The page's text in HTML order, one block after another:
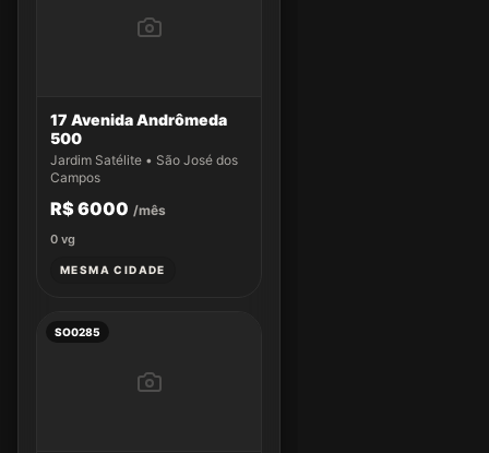
17 Avenida Andrômeda
500
Jardim Satélite • São José dos
Campos
R$ 6000 /mês
0 vg
MESMA CIDADE
SO0285